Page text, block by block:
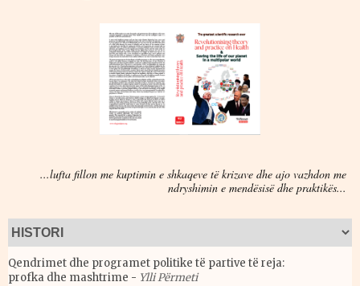
...lufta fillon me kuptimin e shkaqeve të krizave dhe ajo vazhdon me
ndryshimin e mendësisë dhe praktikës...
Qendrimet dhe programet politike të partive të reja:
profka dhe mashtrime - Ylli Përmeti